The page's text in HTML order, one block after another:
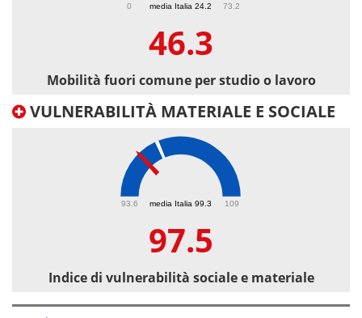
media Italia 24.2
0 73.2
46.3
Mobilità fuori comune per studio o lavoro
VULNERABILITÀ MATERIALE E SOCIALE
media Italia 99.3
93.6 109
97.5
Indice di vulnerabilità sociale e materiale